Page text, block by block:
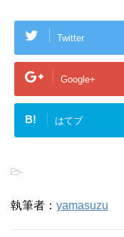
Twitter
Google+
B! はてブ
-
執筆者： yamasuzu